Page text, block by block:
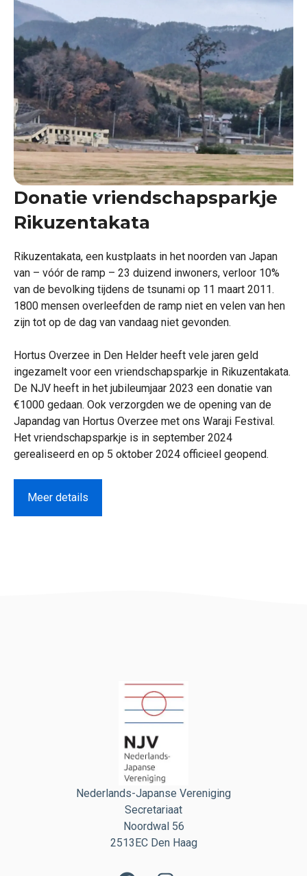
Donatie vriendschapsparkje
Rikuzentakata
Rikuzentakata, een kustplaats in het noorden van Japan
van – vóór de ramp – 23 duizend inwoners, verloor 10%
van de bevolking tijdens de tsunami op 11 maart 2011.
1800 mensen overleefden de ramp niet en velen van hen
zijn tot op de dag van vandaag niet gevonden.
Hortus Overzee in Den Helder heeft vele jaren geld
ingezamelt voor een vriendschapsparkje in Rikuzentakata.
De NJV heeft in het jubileumjaar 2023 een donatie van
€1000 gedaan. Ook verzorgden we de opening van de
Japandag van Hortus Overzee met ons Waraji Festival.
Het vriendschapsparkje is in september 2024
gerealiseerd en op 5 oktober 2024 officieel geopend.
Meer details
Nederlands-Japanse Vereniging
Secretariaat
Noordwal 56
2513EC Den Haag